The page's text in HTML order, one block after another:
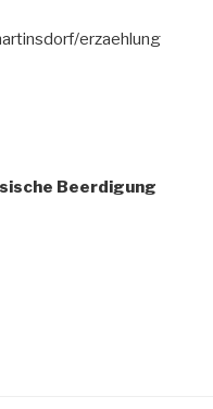
erzaehlung
Beerdigung